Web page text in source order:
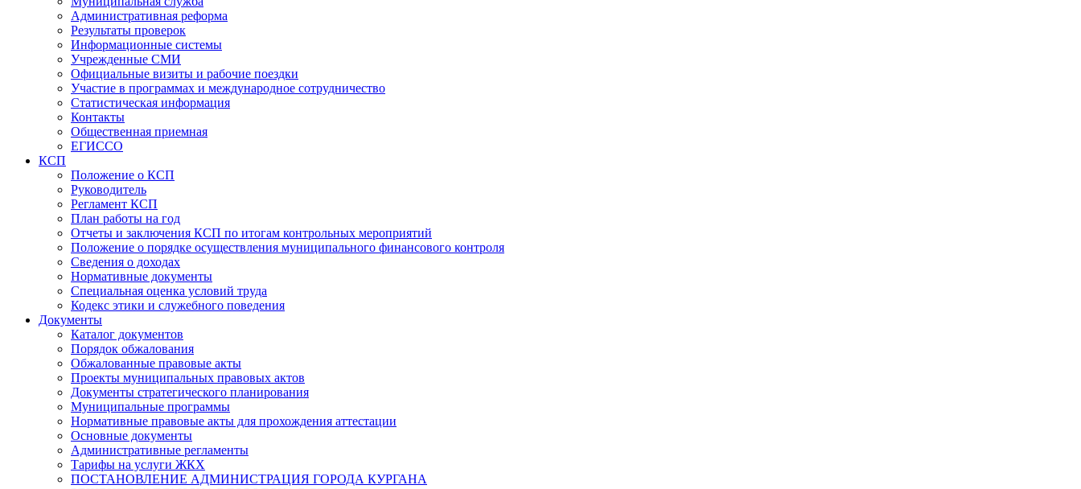
Административная реформа
Результаты проверок
Информационные системы
Учрежденные СМИ
Официальные визиты и рабочие поездки
Участие в программах и международное сотрудничество
Статистическая информация
Контакты
Общественная приемная
ЕГИССО
КСП
Положение о КСП
Руководитель
Регламент КСП
План работы на год
Отчеты и заключения КСП по итогам контрольных мероприятий
Положение о порядке осуществления муниципального финансового контроля
Сведения о доходах
Нормативные документы
Специальная оценка условий труда
Кодекс этики и служебного поведения
Документы
Каталог документов
Порядок обжалования
Обжалованные правовые акты
Проекты муниципальных правовых актов
Документы стратегического планирования
Муниципальные программы
Нормативные правовые акты для прохождения аттестации
Основные документы
Административные регламенты
Тарифы на услуги ЖКХ
ПОСТАНОВЛЕНИЕ АДМИНИСТРАЦИЯ ГОРОДА КУРГАНА